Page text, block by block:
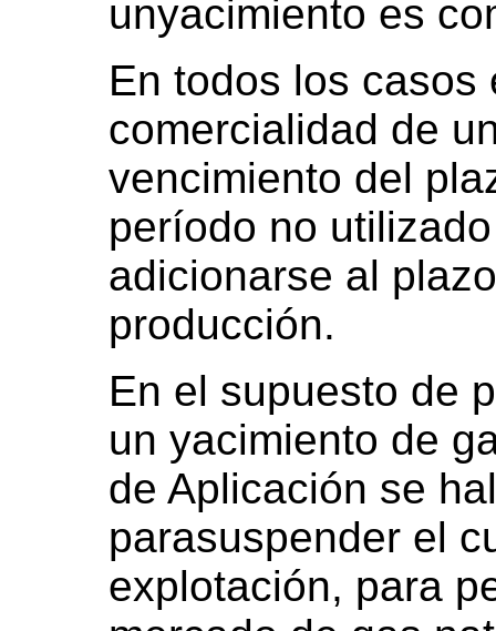
unyacimiento es
En todos los casos
comercialidad de
vencimiento del
período no
adicionarse al
producción.
En el supuesto de
un yacimiento de
de Aplicación se
parasuspender el
explotación, para